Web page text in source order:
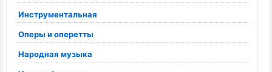
Инструментальная
Оперы и оперетты
Народная музыка